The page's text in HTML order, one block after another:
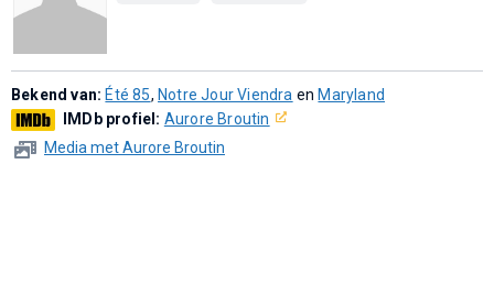
Bekend van: Été 85, Notre Jour Viendra en Maryland
IMDb profiel: Aurore Broutin
Media met Aurore Broutin